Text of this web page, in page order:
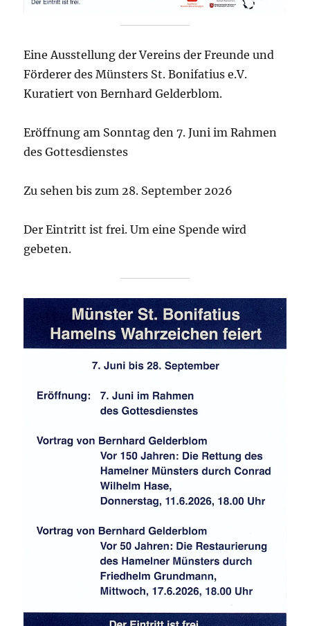
Eine Ausstellung der Vereins der Freunde und
Förderer des Münsters St. Bonifatius e.V.
Kuratiert von Bernhard Gelderblom.
Eröffnung am Sonntag den 7. Juni im Rahmen
des Gottesdienstes
Zu sehen bis zum 28. September 2026
Der Eintritt ist frei. Um eine Spende wird
gebeten.